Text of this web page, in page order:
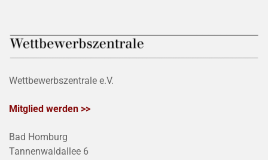
Wettbewerbszentrale e.V.
Mitglied werden >>
Bad Homburg
Tannenwaldallee 6